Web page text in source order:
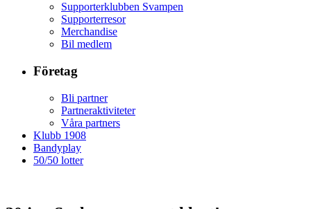
Supporterklubben Svampen
Supporterresor
Merchandise
Bil medlem
Företag
Bli partner
Partneraktiviteter
Våra partners
Klubb 1908
Bandyplay
50/50 lotter